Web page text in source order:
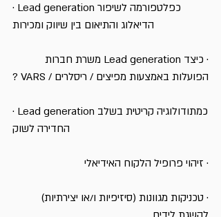
· Lead generationכפלטפורמה לשיפור
הדיאלוג והתיאום בין שיווק ומכירות
· כיצד Lead generation משרת חברות
הפועלות באמצעות מפיצים / ריסלרים / VARS ?
· Lead generationכמתודולוגיה קריטית בשלב
החדירה לשוק
· זיהוי פרופיל הלקוח האידיאלי
· טכניקות מגוונות (סיזיפיות ו/או יצירתיות)